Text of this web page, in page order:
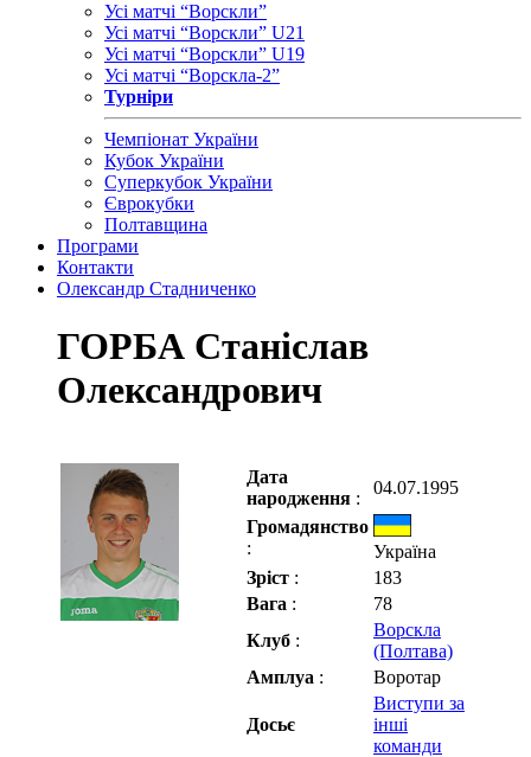
Усі матчі “Ворскли”
Усі матчі “Ворскли” U21
Усі матчі “Ворскли” U19
Усі матчі “Ворскла-2”
Турніри
Чемпіонат України
Кубок України
Суперкубок України
Єврокубки
Полтавщина
Програми
Контакти
Олександр Стадниченко
ГОРБА Станіслав
Олександрович
Дата
народження :
04.07.1995
Громадянство
:
Україна
Зріст :
183
Вага :
78
Клуб :
Ворскла
(Полтава)
Амплуа : Воротар
Досьє
Виступи за
інші
команди